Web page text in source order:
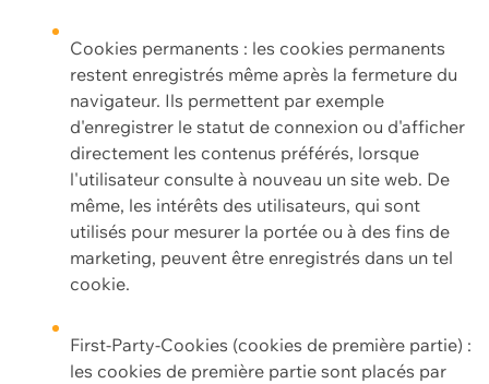
Cookies permanents : les cookies permanents
restent enregistrés même après la fermeture du
navigateur. Ils permettent par exemple
d'enregistrer le statut de connexion ou d'afficher
directement les contenus préférés, lorsque
l'utilisateur consulte à nouveau un site web. De
même, les intérêts des utilisateurs, qui sont
utilisés pour mesurer la portée ou à des fins de
marketing, peuvent être enregistrés dans un tel
cookie.
First-Party-Cookies (cookies de première partie) :
les cookies de première partie sont placés par